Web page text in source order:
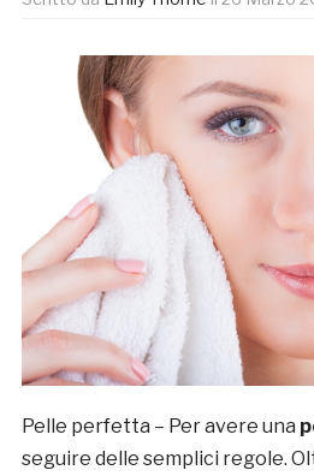
Pelle perfetta – Per avere una
seguire delle semplici regole.